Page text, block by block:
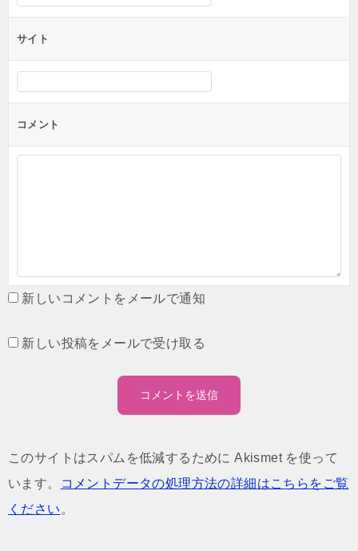
サイト
コメント
新しいコメントをメールで通知
新しい投稿をメールで受け取る
このサイトはスパムを低減するために Akismet を使って
います。
コメントデータの処理方法の詳細はこちらをご覧
ください 。